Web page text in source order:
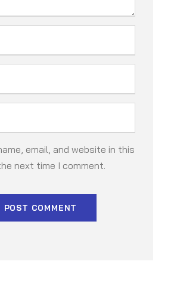
email, and website in this
next time I comment.